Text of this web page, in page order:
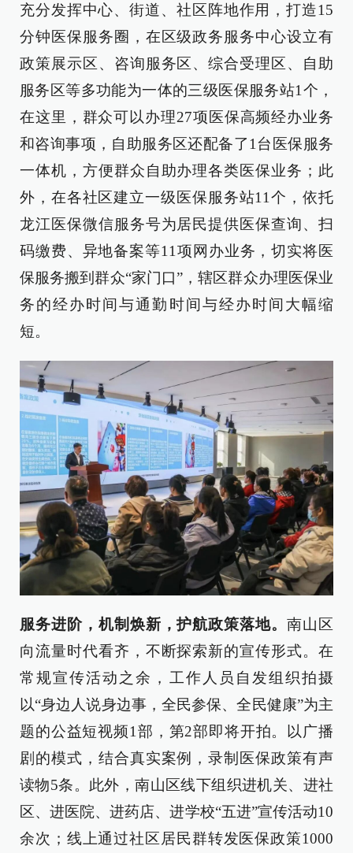
充分发挥中心、街道、社区阵地作用，打造15
分钟医保服务圈，在区级政务服务中心设立有
政策展示区、咨询服务区、综合受理区、自助
服务区等多功能为一体的三级医保服务站1个，
在这里，群众可以办理27项医保高频经办业务
和咨询事项，自助服务区还配备了1台医保服务
一体机，方便群众自助办理各类医保业务；此
外，在各社区建立一级医保服务站11个，依托
龙江医保微信服务号为居民提供医保查询、扫
码缴费、异地备案等11项网办业务，切实将医
保服务搬到群众“家门口”，辖区群众办理医保业
务的经办时间与通勤时间与经办时间大幅缩
短。
服务进阶，机制焕新，护航政策落地。南山区
向流量时代看齐，不断探索新的宣传形式。在
常规宣传活动之余，工作人员自发组织拍摄
以“身边人说身边事，全民参保、全民健康”为主
题的公益短视频1部，第2部即将开拍。以广播
剧的模式，结合真实案例，录制医保政策有声
读物5条。此外，南山区线下组织进机关、进社
区、进医院、进药店、进学校“五进”宣传活动10
余次；线上通过社区居民群转发医保政策1000